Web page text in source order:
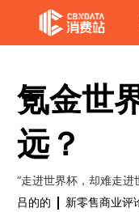
氪金世
远？
“走进世界杯，却难走进
吕的的
新零售商业评